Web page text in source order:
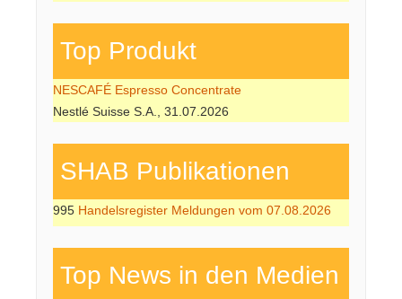
Top Produkt
NESCAFÉ Espresso Concentrate
Nestlé Suisse S.A., 31.07.2026
SHAB Publi­kati­onen
995 Handelsregister Meldungen vom 07.08.2026
Top News in den Medien